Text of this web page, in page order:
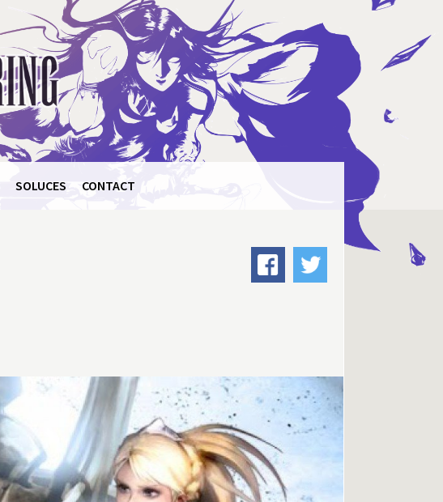
SOLUCES CONTACT